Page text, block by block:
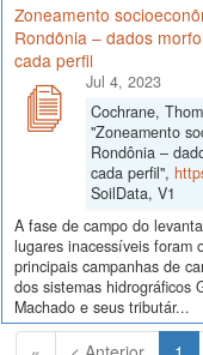
Zoneamento
Rondônia – dados
cada perfil
Jul 4, 2023
Cochrane,
"Zoneamento
Rondônia –
cada perfil",
SoilData, V1
A fase de campo do
lugares inacessíveis foram
principais campanhas de
dos sistemas hidrográficos
Machado e seus tributár...